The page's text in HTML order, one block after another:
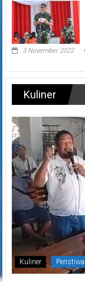
3 November 2022
Kuliner
Kuliner Peristiwa